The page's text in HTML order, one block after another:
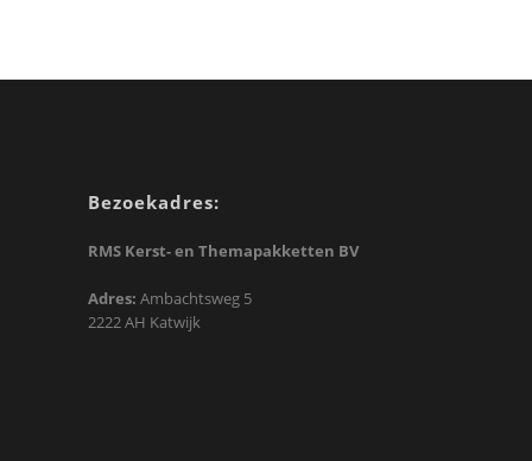
Bezoekadres:
RMS Kerst- en Themapakketten BV
Adres: Ambachtsweg 5
2222 AH Katwijk